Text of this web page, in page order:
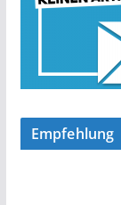
Empfehlung